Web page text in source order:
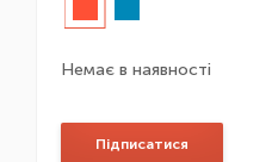
Немає в наявності
Підписатися